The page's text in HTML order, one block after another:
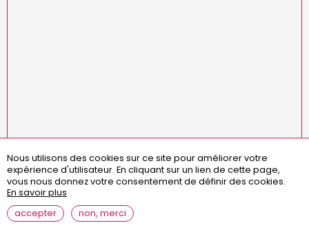
Menu
Pied
de
page
missions statuts
règlement intérieur
assemblées générales
contact
questions fréquentes
mentions légales
Nous utilisons des cookies sur ce site pour améliorer votre
expérience d'utilisateur. En cliquant sur un lien de cette page,
vous nous donnez votre consentement de définir des cookies.
En savoir plus
accepter
non, merci